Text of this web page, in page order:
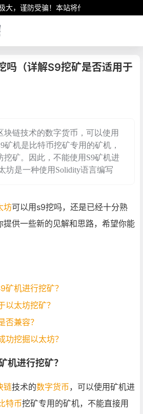
大，谨防受骗！本站将作为行业资讯共享
吗（详解S9挖矿是否适用于
块链技术的数字货币，可以使用
矿机是比特币挖矿专用的矿机，
挖矿。因此，不能使用S9矿机进
坊是一种使用Solidity语言编写
坊可以用s9挖吗，还是已经十分熟
提供一些新的见解和思路，希望你能
矿机进行挖矿？
以太坊挖矿？
否兼容？
功挖掘以太坊？
机进行挖矿？
链技术的数字货币，可以使用矿机进
特币挖矿专用的矿机，不能直接用